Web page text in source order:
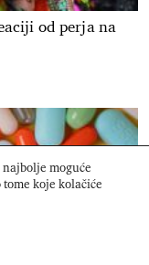
od perja na
moguće
tome koje kolačiće